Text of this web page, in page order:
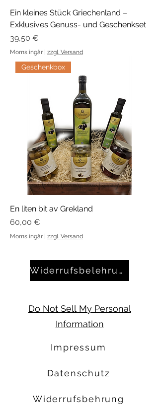
Ein kleines Stück Griechenland –
Exklusives Genuss- und Geschenkset
Pris
39,50 €
Moms ingår | zzgl. Versand
Geschenkbox
En liten bit av Grekland
Pris
60,00 €
Moms ingår | zzgl. Versand
Widerrufsbelehrung
Do Not Sell My Personal
Information
Impressum
Datenschutz
Widerrufsbehrung